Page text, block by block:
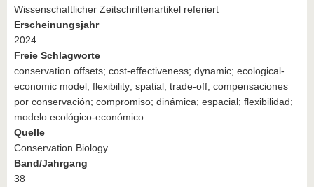
Wissenschaftlicher Zeitschriftenartikel referiert
Erscheinungsjahr
2024
Freie Schlagworte
conservation offsets; cost‐effectiveness; dynamic; ecological‐
economic model; flexibility; spatial; trade‐off; compensaciones
por conservación; compromiso; dinámica; espacial; flexibilidad;
modelo ecológico‐económico
Quelle
Conservation Biology
Band/Jahrgang
38